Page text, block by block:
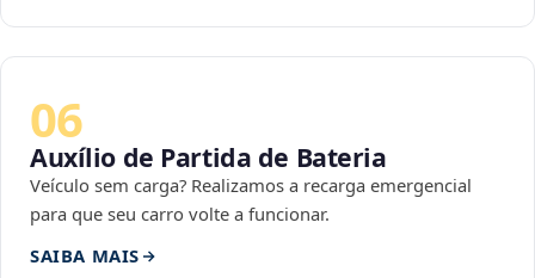
06
Auxílio de Partida de Bateria
Veículo sem carga? Realizamos a recarga emergencial
para que seu carro volte a funcionar.
SAIBA MAIS